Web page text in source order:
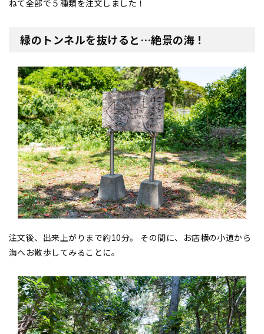
ねて全部で５種類を注文しました！
緑のトンネルを抜けると…絶景の海！
注文後、出来上がりまで約10分。 その間に、お店横の小道から
海へお散歩してみることに。